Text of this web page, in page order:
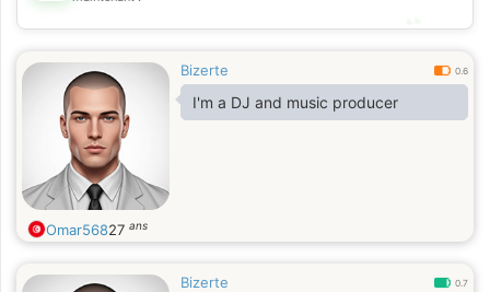
💕
Bizerte 0.6
I'm a DJ and music producer
Omar56827 ans
Bizerte 0.7